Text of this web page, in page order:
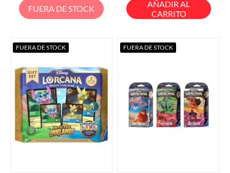
FUERA DE STOCK
AÑADIR AL
CARRITO
FUERA DE STOCK FUERA DE STOCK